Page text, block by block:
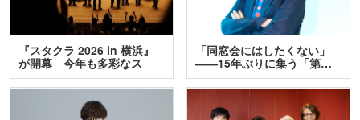
『スタクラ 2026 in 横浜』
が開幕 今年も多彩なス
テ…
「同窓会にはしたくない」
――15年ぶりに集う「第…